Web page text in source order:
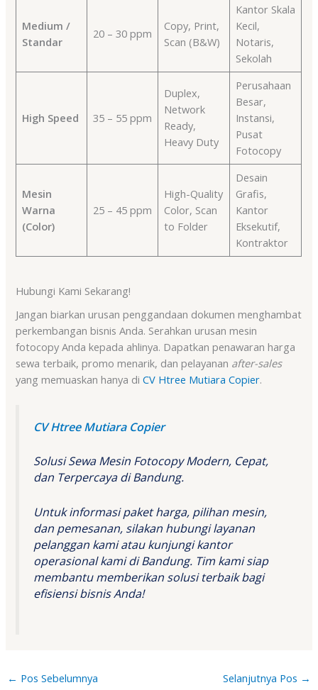
Medium /
Standar
20 – 30 ppm
Copy, Print,
Scan (B&W)
Kantor Skala
Kecil,
Notaris,
Sekolah
High Speed 35 – 55 ppm
Duplex,
Network
Ready,
Heavy Duty
Perusahaan
Besar,
Instansi,
Pusat
Fotocopy
Mesin
Warna
(Color)
25 – 45 ppm
High-Quality
Color, Scan
to Folder
Desain
Grafis,
Kantor
Eksekutif,
Kontraktor
Hubungi Kami Sekarang!
Jangan biarkan urusan penggandaan dokumen menghambat
perkembangan bisnis Anda. Serahkan urusan mesin
fotocopy Anda kepada ahlinya. Dapatkan penawaran harga
sewa terbaik, promo menarik, dan pelayanan after-sales
yang memuaskan hanya di CV Htree Mutiara Copier.
CV Htree Mutiara Copier
Solusi Sewa Mesin Fotocopy Modern, Cepat,
dan Terpercaya di Bandung.
Untuk informasi paket harga, pilihan mesin,
dan pemesanan, silakan hubungi layanan
pelanggan kami atau kunjungi kantor
operasional kami di Bandung. Tim kami siap
membantu memberikan solusi terbaik bagi
efisiensi bisnis Anda!
← Pos Sebelumnya Selanjutnya Pos →